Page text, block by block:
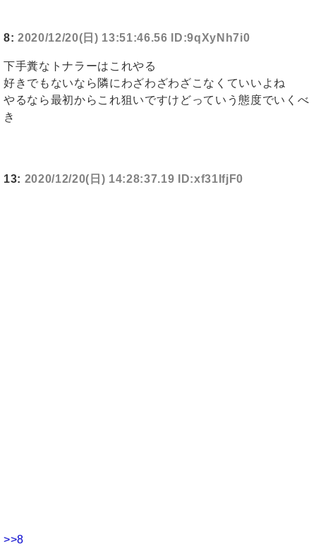
8: 2020/12/20(日) 13:51:46.56 ID:9qXyNh7i0
下手糞なトナラーはこれやる
好きでもないなら隣にわざわざわざこなくていいよね
やるなら最初からこれ狙いですけどっていう態度でいくべ
き
13: 2020/12/20(日) 14:28:37.19 ID:xf31IfjF0
>>8